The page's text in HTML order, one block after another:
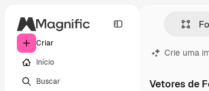
Criar
Início
Buscar
Crie uma
Vetores de